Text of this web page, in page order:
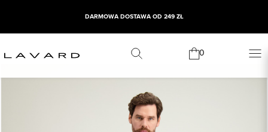
DARMOWA DOSTAWA OD 249 ZŁ
0